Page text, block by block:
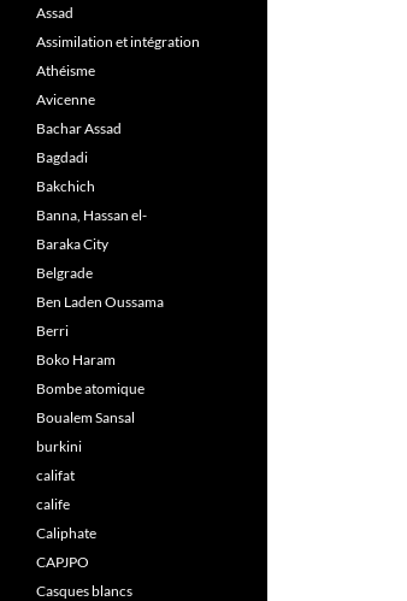
Assad
Assimilation et intégration
Athéisme
Avicenne
Bachar Assad
Bagdadi
Bakchich
Banna, Hassan el-
Baraka City
Belgrade
Ben Laden Oussama
Berri
Boko Haram
Bombe atomique
Boualem Sansal
burkini
califat
calife
Caliphate
CAPJPO
Casques blancs